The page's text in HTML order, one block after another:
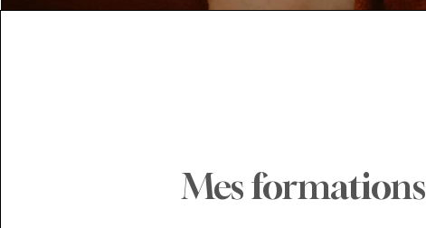
Mes formations